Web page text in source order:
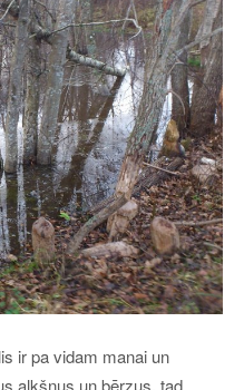
ir pa vidam manai un
alkšņus un bērzus, tad